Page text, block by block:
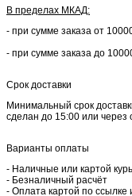
В пределах МКАД:
- при сумме заказа от
- при сумме заказа до
Срок доставки
Минимальный срок
сделан до 15:00 или через
Варианты оплаты
- Наличные или картой
- Безналичный расчёт
- Оплата картой по ссылке